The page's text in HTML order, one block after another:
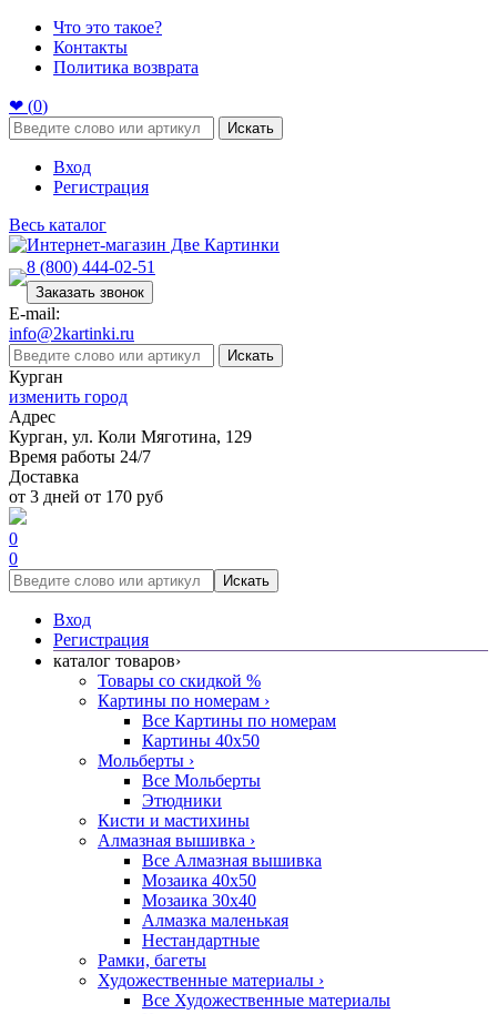
Что это такое?
Контакты
Политика возврата
❤ (0)
Искать
Вход
Регистрация
Весь каталог
8 (800) 444-02-51
Заказать звонок
E-mail:
info@2kartinki.ru
Искать
Курган
изменить город
Адрес
Курган, ул. Коли Мяготина, 129
Время работы 24/7
Доставка
от 3 дней от 170 руб
0
0
Искать
Вход
Регистрация
каталог товаров›
Товары со скидкой %
Картины по номерам ›
Все Картины по номерам
Картины 40x50
Мольберты ›
Все Мольберты
Этюдники
Кисти и мастихины
Алмазная вышивка ›
Все Алмазная вышивка
Мозаика 40x50
Мозаика 30x40
Алмазка маленькая
Нестандартные
Рамки, багеты
Художественные материалы ›
Все Художественные материалы